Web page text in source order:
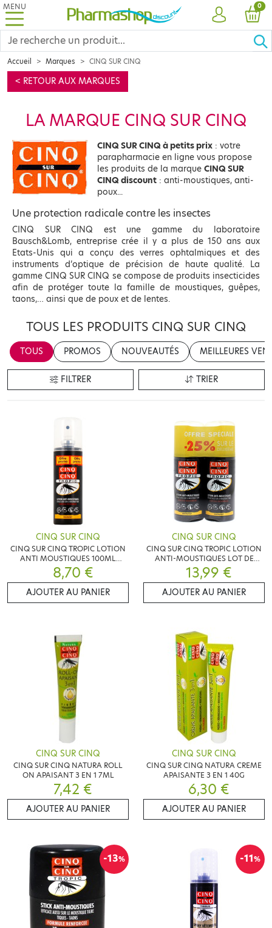
MENU
COMPTE
0
Accueil Marques CINQ SUR CINQ
< RETOUR AUX MARQUES
LA MARQUE CINQ SUR CINQ
CINQ SUR CINQ à petits prix : votre
parapharmacie en ligne vous propose
les produits de la marque CINQ SUR
CINQ discount : anti-moustiques, anti-
poux...
Une protection radicale contre les insectes
CINQ SUR CINQ est une gamme du laboratoire
Bausch&Lomb, entreprise crée il y a plus de 150 ans aux
Etats-Unis qui a conçu des verres ophtalmiques et des
instruments d’optique de précision de haute qualité. La
gamme CINQ SUR CINQ se compose de produits insecticides
afin de protéger toute la famille de moustiques, guêpes,
taons,… ainsi que de poux et de lentes.
TOUS LES PRODUITS CINQ SUR CINQ
TOUS PROMOS NOUVEAUTÉS MEILLEURES
FILTRER TRIER
CINQ SUR CINQ
CINQ SUR CINQ TROPIC LOTION
ANTI MOUSTIQUES 100ML
PROMO
8,70 €
AJOUTER AU PANIER
CINQ SUR CINQ
CINQ SUR CINQ TROPIC LOTION
ANTI-MOUSTIQUES LOT DE
2X75ML
13,99 €
AJOUTER AU PANIER
CINQ SUR CINQ
CINQ SUR CINQ NATURA ROLL
ON APAISANT 3 EN 1 7ML
7,42 €
AJOUTER AU PANIER
CINQ SUR CINQ
CINQ SUR CINQ NATURA CREME
APAISANTE 3 EN 1 40G
6,30 €
AJOUTER AU PANIER
-13% -11%